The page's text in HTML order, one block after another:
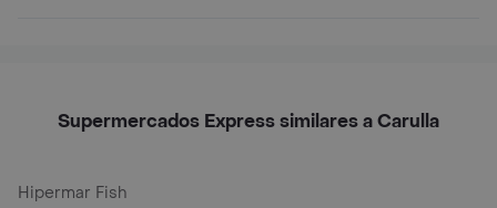
Supermercados Express similares a Carulla
Hipermar Fish